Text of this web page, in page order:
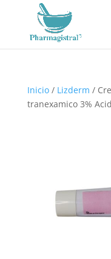
Búsqueda
productos
Inicio/ Lizderm /
tranexamico 3%